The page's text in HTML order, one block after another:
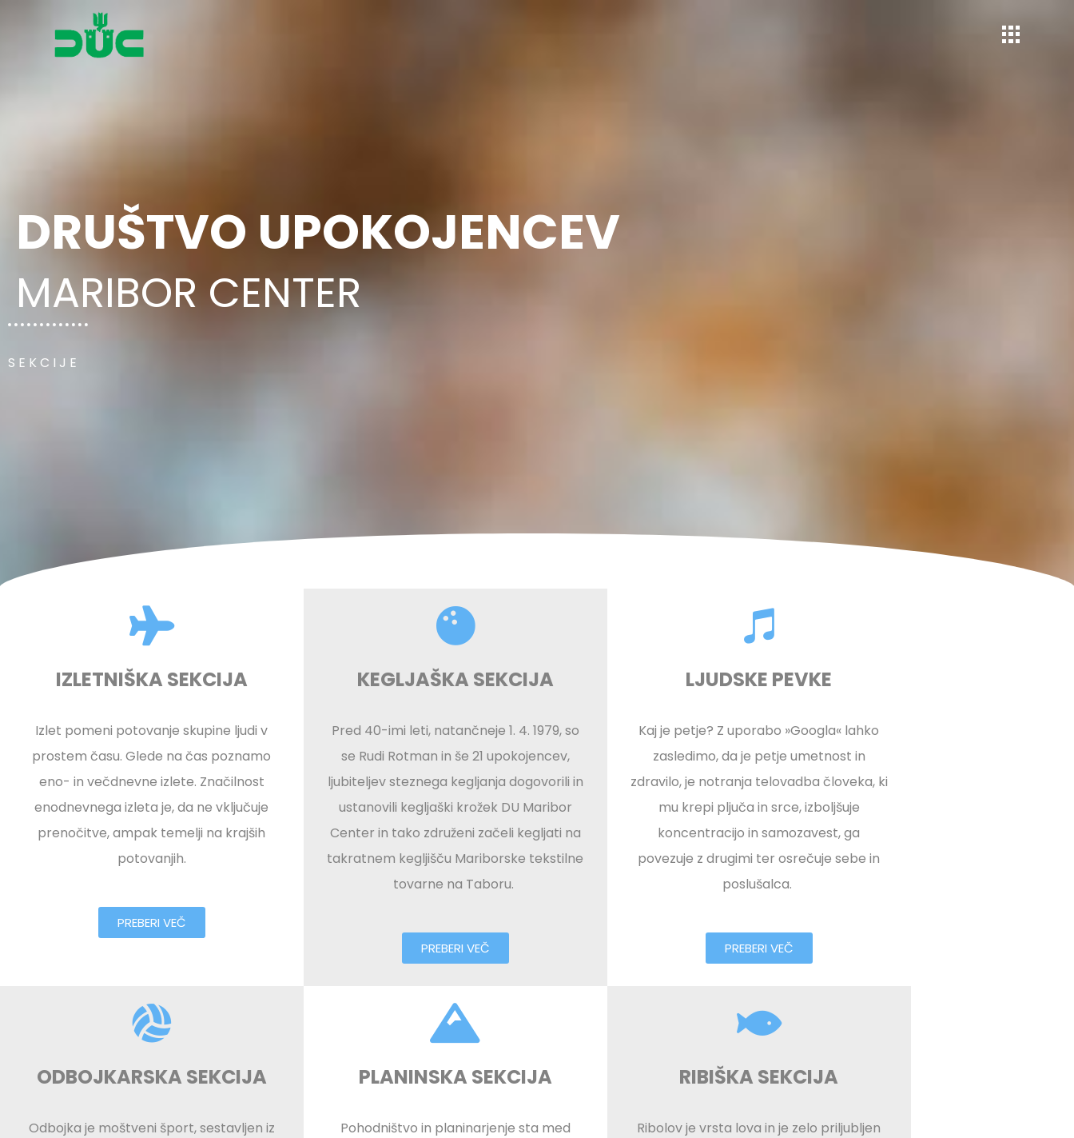
Društvo upokojencev Maribor-Center
DRUŠTVO UPOKOJENCEV
MARIBOR CENTER
SEKCIJE
IZLETNIŠKA SEKCIJA
Izlet pomeni potovanje skupine ljudi v
prostem času. Glede na čas poznamo
eno- in večdnevne izlete. Značilnost
enodnevnega izleta je, da ne vključuje
prenočitve, ampak temelji na krajših
potovanjih.
PREBERI VEČ
KEGLJAŠKA SEKCIJA
Pred 40-imi leti, natančneje 1. 4. 1979, so
se Rudi Rotman in še 21 upokojencev,
ljubiteljev steznega kegljanja dogovorili in
ustanovili kegljaški krožek DU Maribor
Center in tako združeni začeli kegljati na
takratnem kegljišču Mariborske tekstilne
tovarne na Taboru.
PREBERI VEČ
LJUDSKE PEVKE
Kaj je petje? Z uporabo »Googla« lahko
zasledimo, da je petje umetnost in
zdravilo, je notranja telovadba človeka, ki
mu krepi pljuča in srce, izboljšuje
koncentracijo in samozavest, ga
povezuje z drugimi ter osrečuje sebe in
poslušalca.
PREBERI VEČ
ODBOJKARSKA SEKCIJA
Odbojka je moštveni šport, sestavljen iz
PLANINSKA SEKCIJA
Pohodništvo in planinarjenje sta med
RIBIŠKA SEKCIJA
Ribolov je vrsta lova in je zelo priljubljen